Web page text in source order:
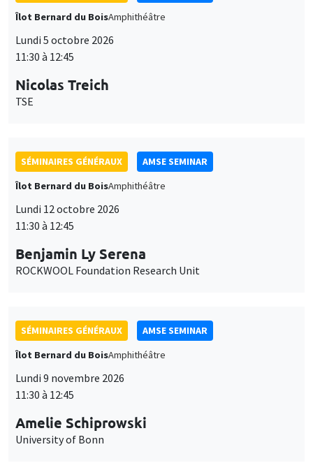
Îlot Bernard du BoisAmphithéâtre
Lundi 5 octobre 2026
11:30 à 12:45
Nicolas Treich
TSE
SÉMINAIRES GÉNÉRAUX
AMSE SEMINAR
Îlot Bernard du BoisAmphithéâtre
Lundi 12 octobre 2026
11:30 à 12:45
Benjamin Ly Serena
ROCKWOOL Foundation Research Unit
SÉMINAIRES GÉNÉRAUX
AMSE SEMINAR
Îlot Bernard du BoisAmphithéâtre
Lundi 9 novembre 2026
11:30 à 12:45
Amelie Schiprowski
University of Bonn